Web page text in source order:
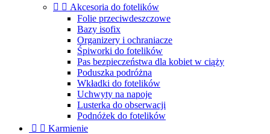
  Akcesoria do fotelików
Folie przeciwdeszczowe
Bazy isofix
Organizery i ochraniacze
Śpiworki do fotelików
Pas bezpieczeństwa dla kobiet w ciąży
Poduszka podróżna
Wkładki do fotelików
Uchwyty na napoje
Lusterka do obserwacji
Podnóżek do fotelików
  Karmienie